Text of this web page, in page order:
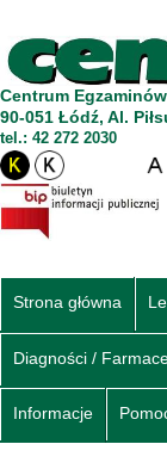
Centrum
90-051 Łódź, Al.
tel.: 42 272 2030
Strona główna
Diagności /
Informacje